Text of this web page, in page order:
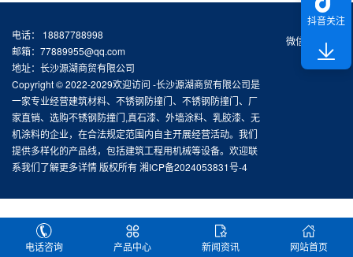
微信扫一扫
电话： 18887788998
邮箱：77889955@qq.com
地址：长沙源湖商贸有限公司
Copyright © 2022-2029欢迎访问 -长沙源湖商贸有限公司是
一家专业经营建筑材料、不锈钢防撞门、不锈钢防撞门、厂
家直销、选购不锈钢防撞门,真石漆、外墙涂料、乳胶漆、无
机涂料的企业，在合法规定范围内自主开展经营活动。我们
提供多样化的产品线，包括建筑工程用机械等设备。欢迎联
系我们了解更多详情 版权所有湘ICP备2024053831号-4
抖音关注
电话咨询 产品中心 新闻资讯 网站首页